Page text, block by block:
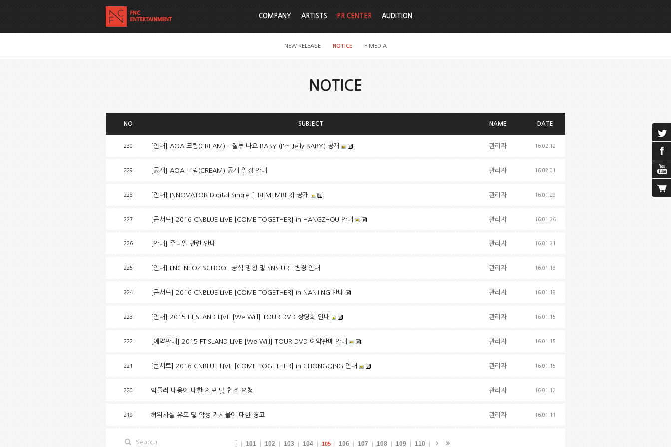
COMPANY ARTISTS PR CENTER
NEW RELEASE NOTICE F'MEDIA
AUDITION
NOTICE
NO SUBJECT NAME DATE
230 [안내] AOA 크림(CREAM) - 질투 나요 BABY (I'm Jelly BABY) 공개 관리자 16.02.12
229 [공개] AOA 크림(CREAM) 공개 일정 안내 관리자 16.02.01
228 [안내] INNOVATOR Digital Single [I REMEMBER] 공개 관리자 16.01.29
227 [콘서트] 2016 CNBLUE LIVE [COME TOGETHER] in HANGZHOU 안내 관리자 16.01.26
226 [안내] 주니엘 관련 안내 관리자 16.01.21
225 [안내] FNC NEOZ SCHOOL 공식 명칭 및 SNS URL 변경 안내 관리자 16.01.18
224 [콘서트] 2016 CNBLUE LIVE [COME TOGETHER] in NANJING 안내 관리자 16.01.18
223 [안내] 2015 FTISLAND LIVE [We Will] TOUR DVD 상영회 안내 관리자 16.01.15
222 [예약판매] 2015 FTISLAND LIVE [We Will] TOUR DVD 예약판매 안내 관리자 16.01.15
221 [콘서트] 2016 CNBLUE LIVE [COME TOGETHER] in CHONGQING 안내 관리자 16.01.15
220 악플러 대응에 대한 제보 및 협조 요청 관리자 16.01.12
219 허위사실 유포 및 악성 게시물에 대한 경고 관리자 16.01.11
101 102 103 104 105 106 107 108 109 110
Search